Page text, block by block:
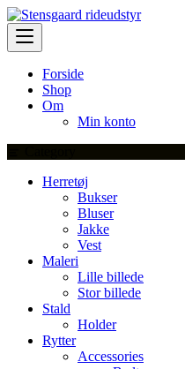
Skip
to
content
Forside
Shop
Om
Min konto
Herretøj
Bukser
Bluser
Jakke
Vest
Maleri
Lille billede
Stor billede
Stald
Holder
Rytter
Accessories